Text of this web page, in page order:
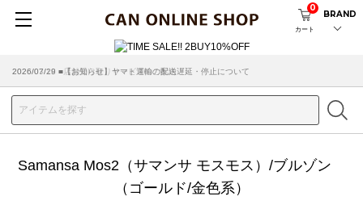
カート
0
BRAND
2026/07/29 ■【お知らせ】ヤマト運輸の配送遅延・停止について
2026/03/18 ■店舗受け取りサービスのご案内
Samansa Mos2（サマンサ モスモス）/ブルゾン
（ゴールド/金色系）